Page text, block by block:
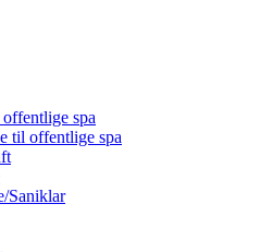
spa
til offentlige spa
Saniklar